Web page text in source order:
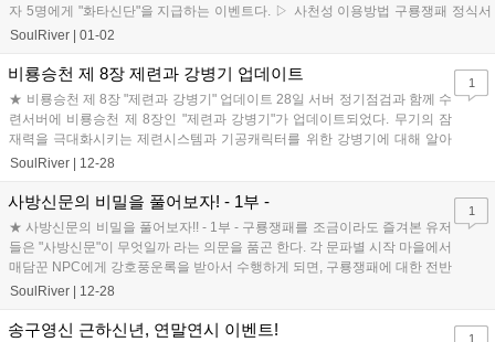
자 5명에게 "화타신단"을 지급하는 이벤트다. ▷ 사천성 이용방법 구룡쟁패 정식서
비...
SoulRiver 01-02
비룡승천 제 8장 제련과 강병기 업데이트
★ 비룡승천 제 8장 "제련과 강병기" 업데이트 28일 서버 정기점검과 함께 수
련서버에 비룡승천 제 8장인 "제련과 강병기"가 업데이트되었다. 무기의 잠
재력을 극대화시키는 제련시스템과 기공캐릭터를 위한 강병기에 대해 알아
보도록 하자. ▶ 제련이란? ...
SoulRiver 12-28
1
사방신문의 비밀을 풀어보자! - 1부 -
★ 사방신문의 비밀을 풀어보자!! - 1부 - 구룡쟁패를 조금이라도 즐겨본 유저
들은 "사방신문"이 무엇일까 라는 의문을 품곤 한다. 각 문파별 시작 마을에서
매담꾼 NPC에게 강호풍운록을 받아서 수행하게 되면, 구룡쟁패에 대한 전반
적인 시대흐름과 사방...
SoulRiver 12-28
1
송구영신 근하신년, 연말연시 이벤트! 1